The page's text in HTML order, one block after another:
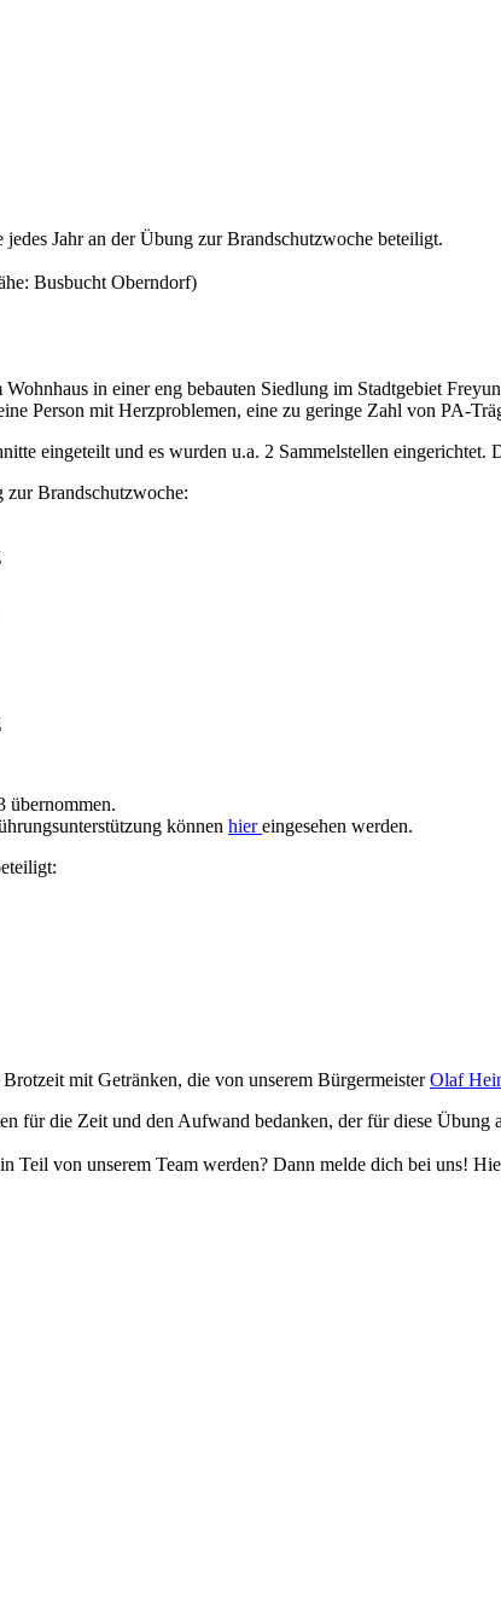
Jahr an der Übung zur Brandschutzwoche beteiligt.
Busbucht Oberndorf)
in einer eng bebauten Siedlung im Stadtgebiet
Person mit Herzproblemen, eine zu geringe Zahl von PA-
eingeteilt und es wurden u.a. 2 Sammelstellen eingerichtet.
zur Brandschutzwoche:
übernommen.
können hiereingesehen werden.
mit Getränken, die von unserem BürgermeisterOlaf
für die Zeit und den Aufwand bedanken, der für diese Übung
Teil von unserem Team werden? Dann melde dich bei uns!